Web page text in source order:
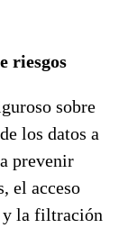
riesgos
sobre
los datos a
prevenir
el acceso
y la filtración